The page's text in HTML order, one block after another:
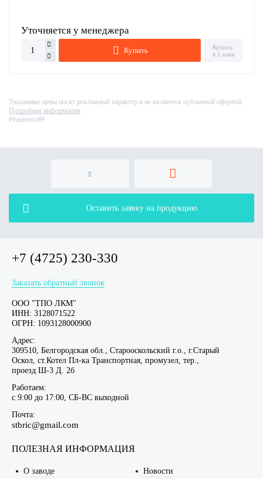
Уточняется у менеджера
Купить
Купить
в 1 клик
Указанные цены носят рекламный характер и не являются публичной офертой.
Подробная информация
##autotext##
Оставить заявку на продукцию
+7 (4725) 230-330
Заказать обратный звонок
ООО "ТПО ЛКМ"
ИНН: 3128071522
ОГРН: 1093128000900
Адрес:
309510, Белгородская обл., Старооскольский г.о., г.Старый
Оскол, ст.Котел Пл-ка Транспортная, промузел, тер.,
проезд Ш-3 Д. 2б
Работаем:
c 9:00 до 17:00, СБ-ВС выходной
Почта:
stbric@gmail.com
ПОЛЕЗНАЯ ИНФОРМАЦИЯ
О заводе Новости